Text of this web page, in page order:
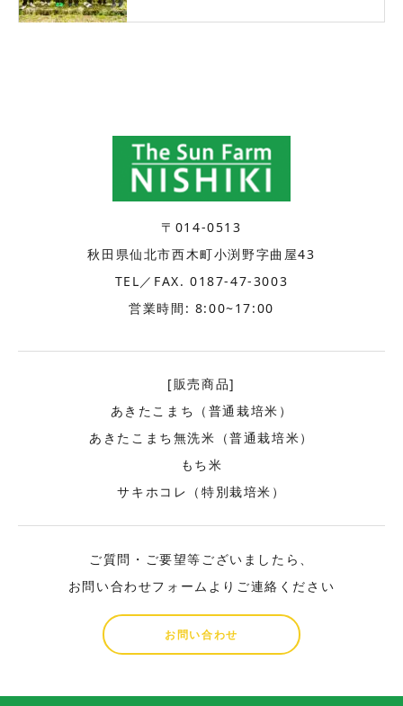
〒014-0513
秋田県仙北市西木町小渕野字曲屋43
TEL／FAX. 0187-47-3003
営業時間: 8:00~17:00
[販売商品]
あきたこまち（普通栽培米）
あきたこまち無洗米（普通栽培米）
もち米
サキホコレ（特別栽培米）
ご質問・ご要望等ございましたら、
お問い合わせフォームよりご連絡ください
お問い合わせ